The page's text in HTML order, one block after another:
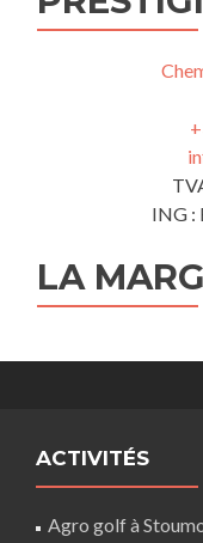
ING :
LA
ACTIVITÉS
Agro golf à